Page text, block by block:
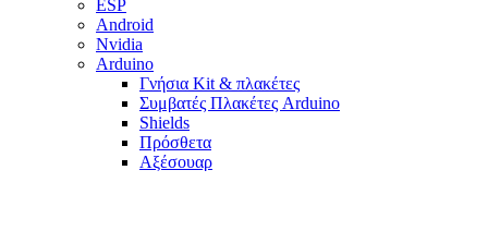
ESP
Android
Nvidia
Arduino
Γνήσια Kit & πλακέτες
Συμβατές Πλακέτες Arduino
Shields
Πρόσθετα
Αξέσουαρ